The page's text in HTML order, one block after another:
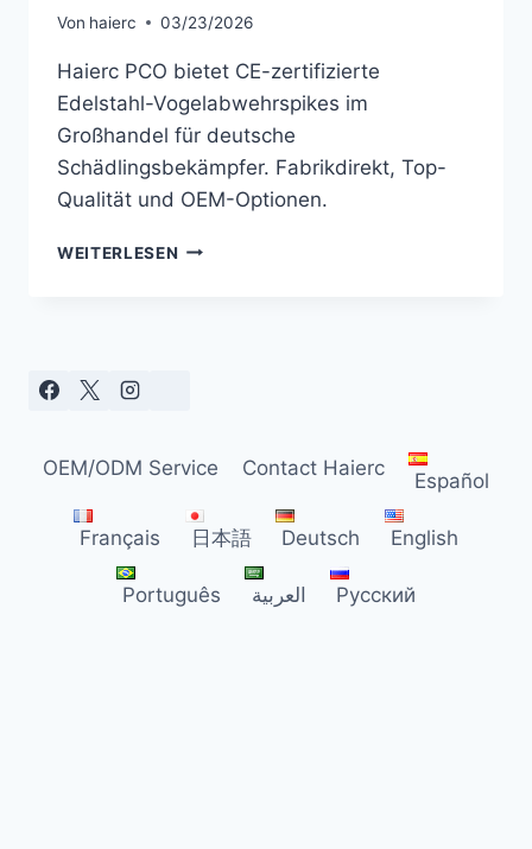
Von haierc 03/23/2026
Haierc PCO bietet CE-zertifizierte
Edelstahl-Vogelabwehrspikes im
Großhandel für deutsche
Schädlingsbekämpfer. Fabrikdirekt, Top-
Qualität und OEM-Optionen.
WEITERLESEN VOGELABWEHRSPIKES
OEM/ODM Service Contact Haierc
Español
Français 日本語 Deutsch English
Português العربية Русский